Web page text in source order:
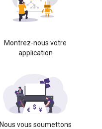
Montrez-nous votre
application
Nous vous soumettons